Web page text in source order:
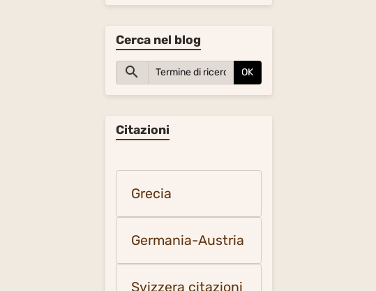
Cerca nel blog
OK
Citazioni
Grecia
Germania-Austria
Svizzera citazioni